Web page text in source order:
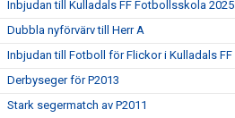
Inbjudan till Kulladals FF Fotbollsskola 2025
Dubbla nyförvärv till Herr A
Inbjudan till Fotboll för Flickor i Kulladals FF
Derbyseger för P2013
Stark segermatch av P2011